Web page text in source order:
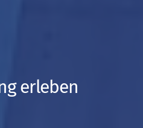
erleben